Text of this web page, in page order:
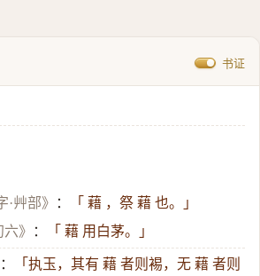
书证
·艸部》 ：
「 藉 ，祭 藉 也。」
》
： 「 藉 用白茅。」
：
「执玉，其有 藉 者则裼，无 藉 者则